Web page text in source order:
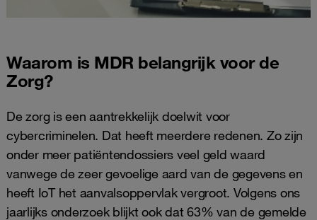
Waarom is MDR belangrijk voor de
Zorg?
De zorg is een aantrekkelijk doelwit voor
cybercriminelen. Dat heeft meerdere redenen. Zo zijn
onder meer patiëntendossiers veel geld waard
vanwege de zeer gevoelige aard van de gegevens en
heeft IoT het aanvalsoppervlak vergroot. Volgens ons
jaarlijks onderzoek blijkt ook dat 63% van de gemelde